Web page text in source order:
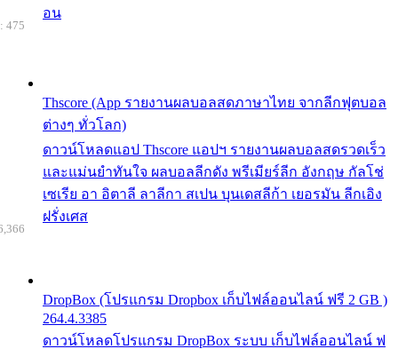
อน
Thscore (App รายงานผลบอลสดภาษาไทย จากลีกฟุตบอล
ต่างๆ ทั่วโลก)
ดาวน์โหลดแอป Thscore แอปฯ รายงานผลบอลสดรวดเร็ว
และแม่นยำทันใจ ผลบอลลีกดัง พรีเมียร์ลีก อังกฤษ กัลโช่
เซเรีย อา อิตาลี ลาลีกา สเปน บุนเดสลีก้า เยอรมัน ลีกเอิง
ฝรั่งเศส
475
DropBox (โปรแกรม Dropbox เก็บไฟล์ออนไลน์ ฟรี 2 GB )
264.4.3385
ดาวน์โหลดโปรแกรม DropBox ระบบ เก็บไฟล์ออนไลน์ ฟ